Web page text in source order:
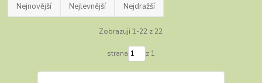
Nejnovější Nejlevnější Nejdražší
Zobrazuji 1-22 z 22
strana z 1